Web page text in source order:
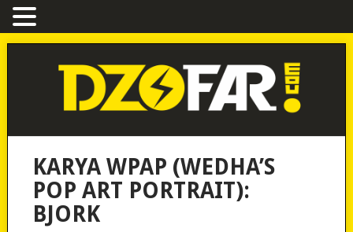
KARYA WPAP (WEDHA’S
POP ART PORTRAIT):
BJORK